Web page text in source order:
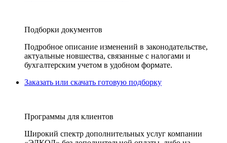
Подборки документов
Подробное описание изменений в законодательстве,
актуальные новшества, связанные с налогами и
бухгалтерским учетом в удобном формате.
Заказать или скачать готовую подборку
Программы для клиентов
Широкий спектр дополнительных услуг компании